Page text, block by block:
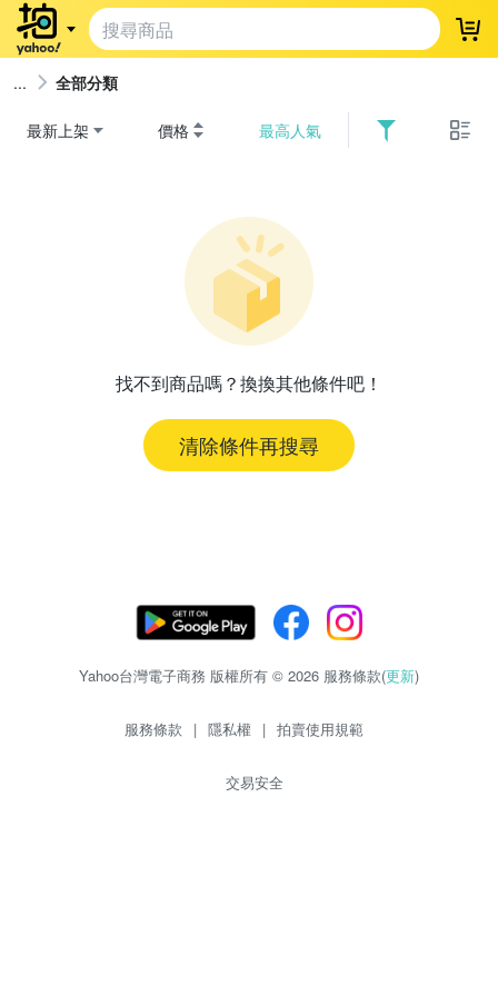
登
全部分類
最新上架 價格 最高人氣
找不到商品嗎？換換其他條件吧！
清除條件再搜尋
Yahoo台灣電子商務 版權所有 © 2026 服務條款(更新)
服務條款 | 隱私權 | 拍賣使用規範
交易安全